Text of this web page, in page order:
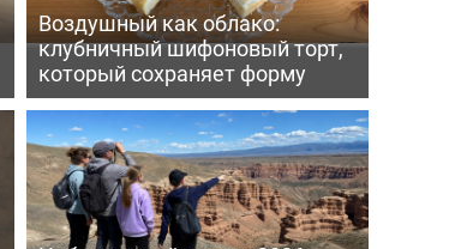
Воздушный как облако:
клубничный шифоновый торт,
который сохраняет форму